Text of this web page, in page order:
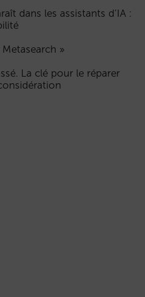
dans les assistants d’IA :
»
La clé pour le réparer